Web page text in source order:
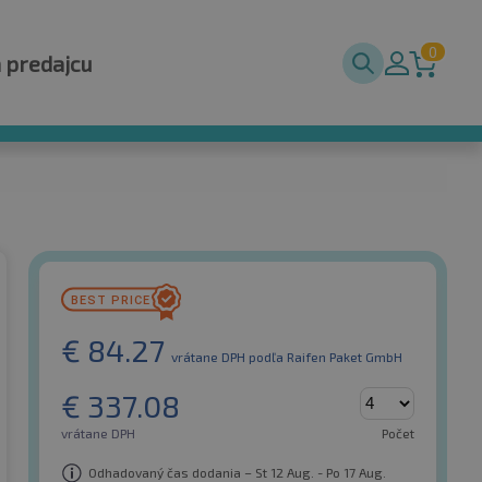
0
€ 84.27 vrátane DPH podľa Raifen Paket GmbH
€ 337.08
vrátane DPH Počet
Odhadovaný čas dodania – St 12 Aug. - Po 17 Aug.